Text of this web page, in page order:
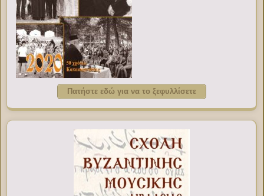
Πατήστε εδώ για να το ξεφυλλίσετε